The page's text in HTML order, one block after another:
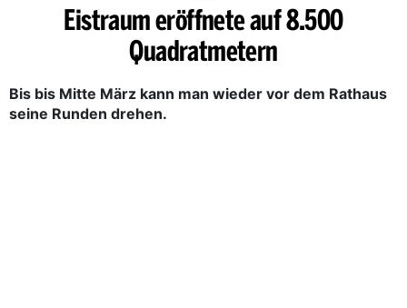
Eistraum eröffnete auf 8.500
Quadratmetern
Bis bis Mitte März kann man wieder vor dem Rathaus
seine Runden drehen.